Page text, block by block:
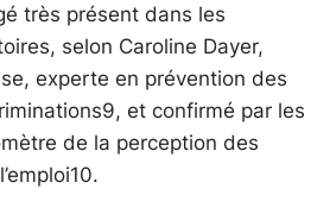
très présent dans les
selon Caroline Dayer,
experte en prévention des
et confirmé par les
de la perception des